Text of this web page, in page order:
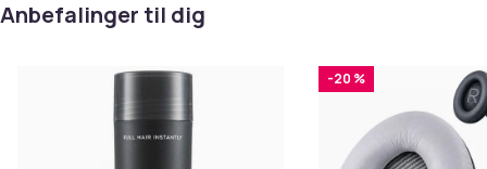
Anbefalinger til dig
-20 %